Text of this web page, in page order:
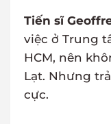
Tiến sĩ
việc ở Trung
HCM, nên
Lạt. Nhưng
cực.